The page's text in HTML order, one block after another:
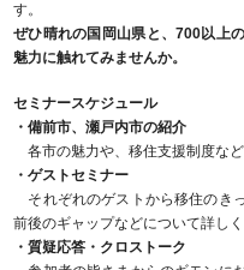
す。
ぜひ晴れの国岡山県と、700以上
魅力に触れてみませんか。
セミナースケジュール
・備前市、瀬戸内市の紹介
各市の魅力や、移住支援制度など
・ゲストセミナー
それぞれのゲストから移住のき
前後のギャップなどについて詳し
・質疑応答・クロストーク